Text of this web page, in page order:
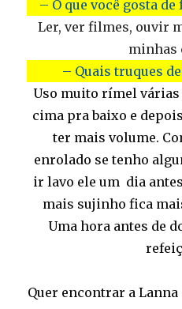
– O que você gosta
Ler, ver filmes, ouvir
minhas
– Quais truques
Uso muito rímel várias
cima pra baixo e
ter mais volume.
enrolado se tenho
ir lavo ele um dia
mais sujinho fica
Uma hora antes de
Quer encontrar a